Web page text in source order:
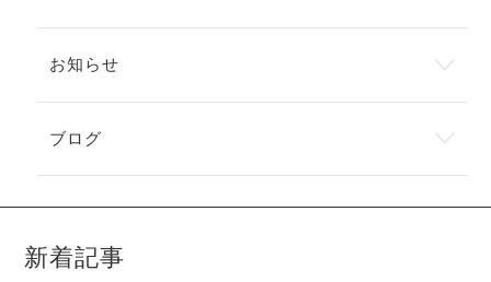
お知らせ
ブログ
新着記事